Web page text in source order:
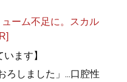
ーム不足に。スカル
ます】
しました」...口腔性